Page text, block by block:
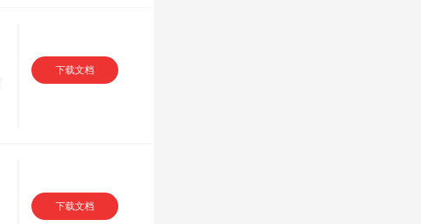
下载文档
下载文档